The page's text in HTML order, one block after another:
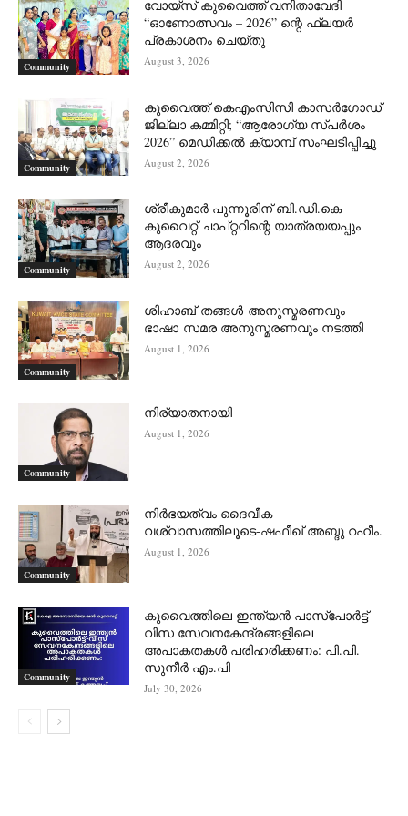
Community
വോയ്സ് കുവൈത്ത് വനിതാവേദി
“ഓണോത്സവം – 2026” ന്റെ ഫ്ലയർ
പ്രകാശനം ചെയ്തു
August 3, 2026
Community
കുവൈത്ത് കെഎംസിസി കാസർഗോഡ്
ജില്ലാ കമ്മിറ്റി; “ആരോഗ്യ സ്പർശം
2026” മെഡിക്കൽ ക്യാമ്പ് സംഘടിപ്പിച്ചു
August 2, 2026
Community
ശ്രീകുമാർ പുന്നൂരിന് ബി.ഡി.കെ
കുവൈറ്റ് ചാപ്റ്ററിന്റെ യാത്രയയപ്പും
ആദരവും
August 2, 2026
Community
ശിഹാബ് തങ്ങൾ അനുസ്മരണവും
ഭാഷാ സമര അനുസ്മരണവും നടത്തി
August 1, 2026
Community
നിര്യാതനായി
August 1, 2026
Community
നിർഭയത്വം ദൈവീക
വശ്വാസത്തിലൂടെ-ഷഫീഖ് അബ്ദു റഹീം.
August 1, 2026
Community
കുവൈത്തിലെ ഇന്ത്യൻ പാസ്‌പോർട്ട്-
വിസ സേവനകേന്ദ്രങ്ങളിലെ
അപാകതകൾ പരിഹരിക്കണം: പി.പി.
സുനീർ എം.പി
July 30, 2026